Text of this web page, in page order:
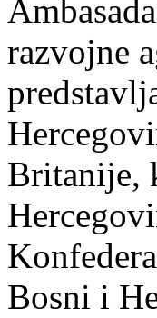
razvojne
Britanije,
Bosni i